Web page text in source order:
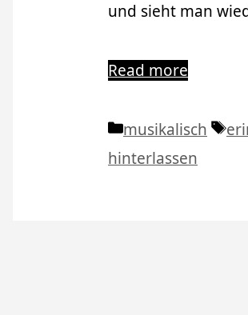
und sieht man
Read more
Kategorien
musikalisch
hinterlassen